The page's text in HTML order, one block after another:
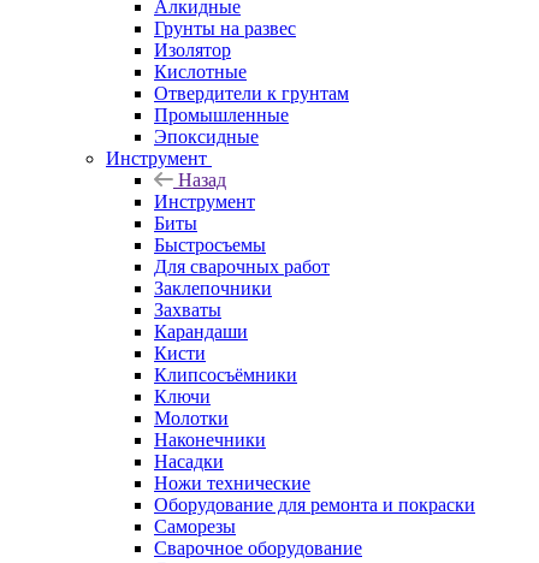
Алкидные
Грунты на развес
Изолятор
Кислотные
Отвердители к грунтам
Промышленные
Эпоксидные
Инструмент
Назад
Инструмент
Биты
Быстросъемы
Для сварочных работ
Заклепочники
Захваты
Карандаши
Кисти
Клипсосъёмники
Ключи
Молотки
Наконечники
Насадки
Ножи технические
Оборудование для ремонта и покраски
Саморезы
Сварочное оборудование